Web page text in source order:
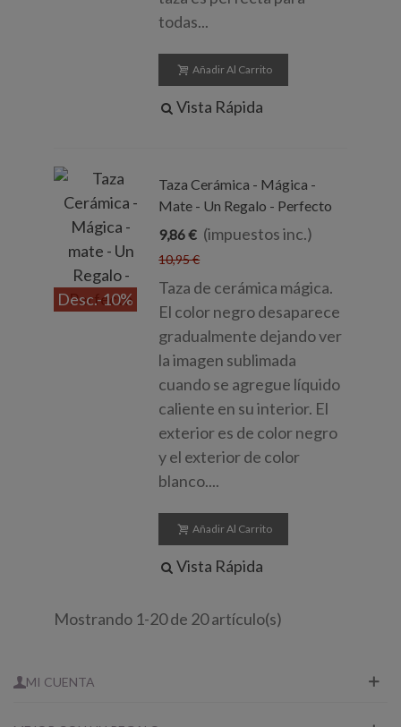
todas...
Añadir Al Carrito
Vista Rápida
Desc.-10%
Taza Cerámica - Mágica -
Mate - Un Regalo - Perfecto
9,86 € (impuestos inc.)
10,95 €
Taza de cerámica mágica.
El color negro desaparece
gradualmente dejando ver
la imagen sublimada
cuando se agregue líquido
caliente en su interior. El
exterior es de color negro
y el exterior de color
blanco....
Añadir Al Carrito
Vista Rápida
Mostrando 1-20 de 20 artículo(s)
MI CUENTA